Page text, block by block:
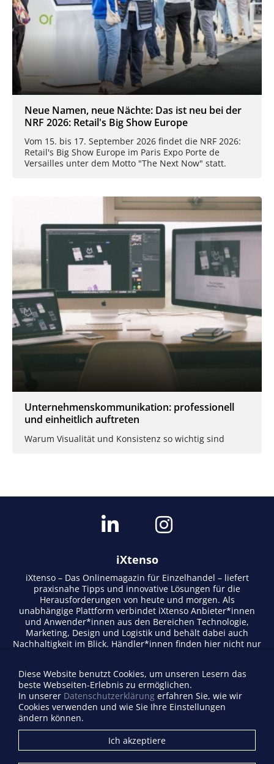
Neue Namen, neue Nächte: Das ist neu bei der
NRF 2026: Retail's Big Show Europe
Vom 15. bis 17. September 2026 findet die NRF 2026:
Retail's Big Show Europe im Paris Expo Porte de
Versailles unter dem Motto "The Next Now" statt.
Unternehmenskommunikation: professionell
und einheitlich auftreten
Warum Visualität und Konsistenz so wichtig sind
iXtenso
iXtenso – Das Onlinemagazin für Einzelhandel – liefert
praxisnahe Tipps und innovative Lösungen für die
Herausforderungen von heute und morgen. Als
unabhängige Plattform verbindet iXtenso Anbieter*innen
und Anwender*innen aus den Bereichen Technologie,
Marketing, Design und Logistik und behält dabei auch
Nachhaltigkeit im Blick. Händler*innen finden hier nicht nur
lebendigen Schreibstil und relevantem Content fördert das
Magazin den Austausch innerhalb der Retail-Community.
Ob digitale Trends oder praktische Alltagstipps – iXtenso
macht Wissen für den Handel zugänglich.
Firma eintragen
Diese Website benutzt Cookies, um unseren Lesern das
beste Webseiten-Erlebnis zu ermöglichen.
In unserer Datenschutzerklärung erfahren Sie, wie wir
Cookies verwenden und wie Sie Ihre Einstellungen
ändern können.
Ich akzeptiere